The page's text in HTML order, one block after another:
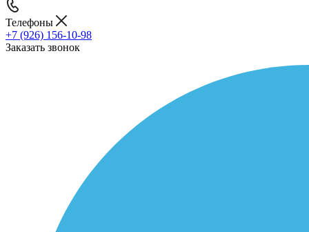
Телефоны
+7 (926) 156-10-98
Заказать звонок